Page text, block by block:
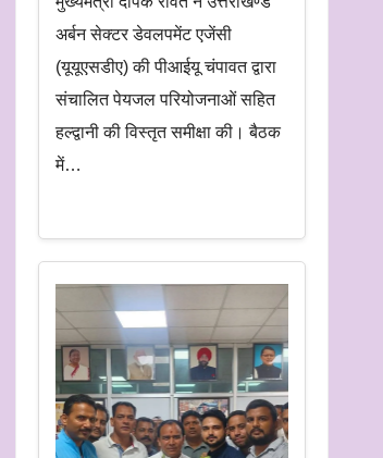
अर्बन सेक्टर डेवलपमेंट एजेंसी
(यूयूएसडीए) की पीआईयू चंपावत द्वारा
संचालित पेयजल परियोजनाओं सहित
हल्द्वानी की विस्तृत समीक्षा की। बैठक
में…